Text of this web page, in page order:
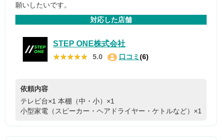
願いしたいです。
対応した店舗
STEP ONE株式会社
★★★★★
★★★★★ 5.0 口コミ (6)
依頼内容
テレビ台×1 本棚（中・小）×1
小型家電（スピーカー・ヘアドライヤー・ケトルなど）×1